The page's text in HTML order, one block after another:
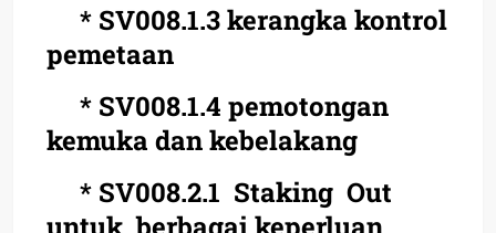
* SV008.1.3 kerangka kontrol
pemetaan
* SV008.1.4 pemotongan
kemuka dan kebelakang
* SV008.2.1 Staking Out